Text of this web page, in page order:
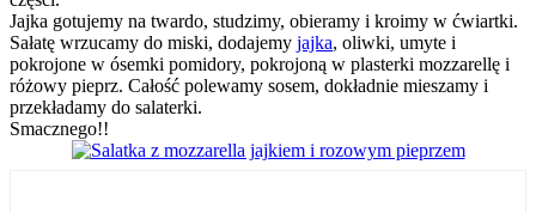
Jajka gotujemy na twardo, studzimy, obieramy i kroimy w ćwiartki.
Sałatę wrzucamy do miski, dodajemy jajka, oliwki, umyte i
pokrojone w ósemki pomidory, pokrojoną w plasterki mozzarellę i
różowy pieprz. Całość polewamy sosem, dokładnie mieszamy i
przekładamy do salaterki.
Smacznego!!